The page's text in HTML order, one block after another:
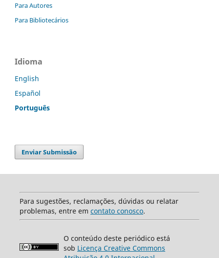
Para Autores
Para Bibliotecários
Idioma
English
Español
Português
Enviar Submissão
Para sugestões, reclamações, dúvidas ou relatar
problemas, entre em contato conosco.
O conteúdo deste periódico está
sob Licença Creative Commons